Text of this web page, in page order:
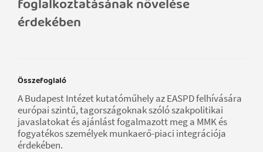
foglalkoztatásának növelése
érdekében
Összefoglaló
A Budapest Intézet kutatóműhely az EASPD felhívására
európai szintű, tagországoknak szóló szakpolitikai
javaslatokat és ajánlást fogalmazott meg a MMK és
fogyatékos személyek munkaerő-piaci integrációja
érdekében.